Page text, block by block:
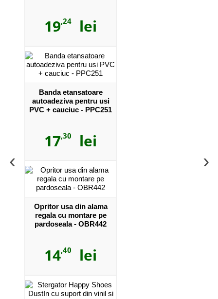
‹
19,24 lei
Banda etansatoare
autoadeziva pentru usi
PVC + cauciuc - PPC251
17,30 lei
Opritor usa din alama
regala cu montare pe
pardoseala - OBR442
14,40 lei
›